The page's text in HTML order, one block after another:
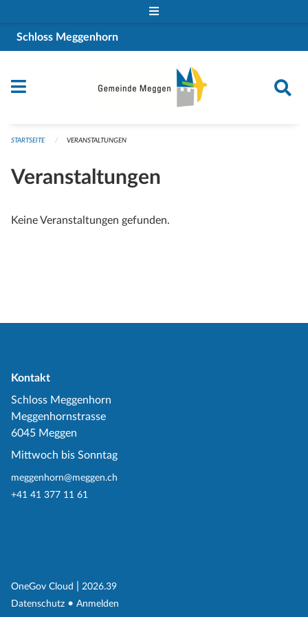
Schloss Meggenhorn
STARTSEITE VERANSTALTUNGEN
Veranstaltungen
Keine Veranstaltungen gefunden.
Kontakt
Schloss Meggenhorn
Meggenhornstrasse
6045 Meggen
Mittwoch bis Sonntag
meggenhorn@meggen.ch
+41 41 377 11 61
OneGov Cloud (External Link)
2026.39
Datenschutz (External Link)
Anmelden